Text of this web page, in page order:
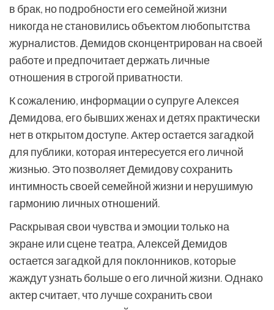
в брак, но подробности его семейной жизни
никогда не становились объектом любопытства
журналистов. Демидов сконцентрирован на своей
работе и предпочитает держать личные
отношения в строгой приватности.
К сожалению, информации о супруге Алексея
Демидова, его бывших женах и детях практически
нет в открытом доступе. Актер остается загадкой
для публики, которая интересуется его личной
жизнью. Это позволяет Демидову сохранить
интимность своей семейной жизни и нерушимую
гармонию личных отношений.
Раскрывая свои чувства и эмоции только на
экране или сцене театра, Алексей Демидов
остается загадкой для поклонников, которые
жаждут узнать больше о его личной жизни. Однако
актер считает, что лучше сохранить свои